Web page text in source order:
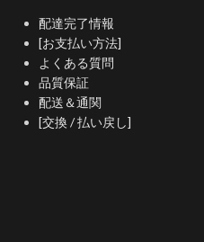
配達完了情報
[お支払い方法]
よくある質問
品質保証
配送＆通関
[交換 / 払い戻し]